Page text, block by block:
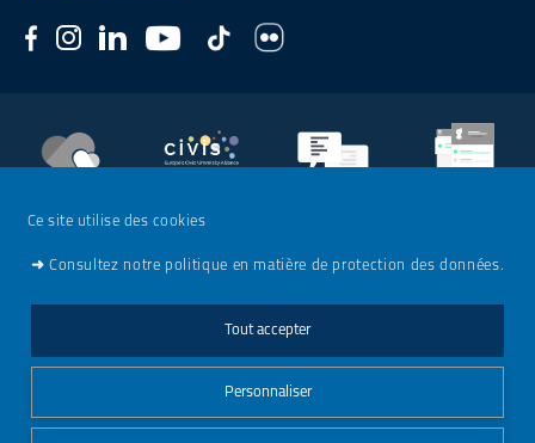
Ce site utilise des cookies
➜ Consultez notre politique en matière de protection des données.
Tout accepter
Personnaliser
l'Université
CIVIS
Charte de modération - Réseaux sociaux
Gestionnaire de cookies